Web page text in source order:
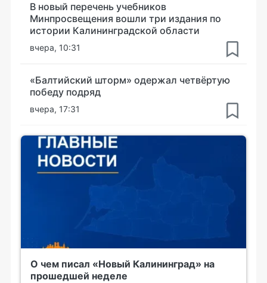
В новый перечень учебников
Минпросвещения вошли три издания по
истории Калининградской области
вчера, 10:31
«Балтийский шторм» одержал четвёртую
победу подряд
вчера, 17:31
О чем писал «Новый Калининград» на
прошедшей неделе